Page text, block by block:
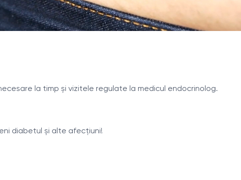
la timp și vizitele regulate la medicul endocrinolog.
diabetul și alte afecțiuni!